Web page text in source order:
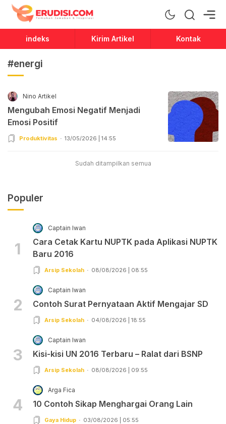
Erudisi
Temukan Jawaban dan Inspirasi
indeks Kirim Artikel Kontak
#energi
Nino Artikel
Mengubah Emosi Negatif Menjadi
Emosi Positif
Produktivitas 13/05/2026 | 14:55
Sudah ditampilkan semua
Populer
1
Captain Iwan
Cara Cetak Kartu NUPTK pada Aplikasi NUPTK
Baru 2016
Arsip Sekolah 08/08/2026 | 08:55
2
Captain Iwan
Contoh Surat Pernyataan Aktif Mengajar SD
Arsip Sekolah 04/08/2026 | 18:55
3
Captain Iwan
Kisi-kisi UN 2016 Terbaru – Ralat dari BSNP
Arsip Sekolah 08/08/2026 | 09:55
4
Arga Fica
10 Contoh Sikap Menghargai Orang Lain
Gaya Hidup 03/08/2026 | 05:55